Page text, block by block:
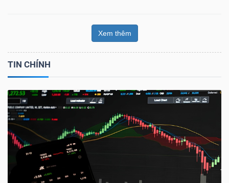
Xem thêm
TIN CHÍNH